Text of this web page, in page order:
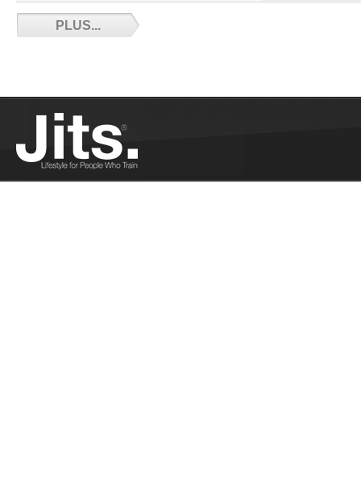
Philippe
PLUS...